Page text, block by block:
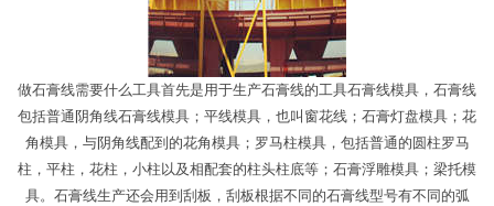
做石膏线需要什么工具首先是用于生产石膏线的工具石膏线模具，石膏线
包括普通阴角线石膏线模具；平线模具，也叫窗花线；石膏灯盘模具；花
角模具，与阴角线配到的花角模具；罗马柱模具，包括普通的圆柱罗马
柱，平柱，花柱，小柱以及相配套的柱头柱底等；石膏浮雕模具；梁托模
具。石膏线生产还会用到刮板，刮板根据不同的石膏线型号有不同的弧